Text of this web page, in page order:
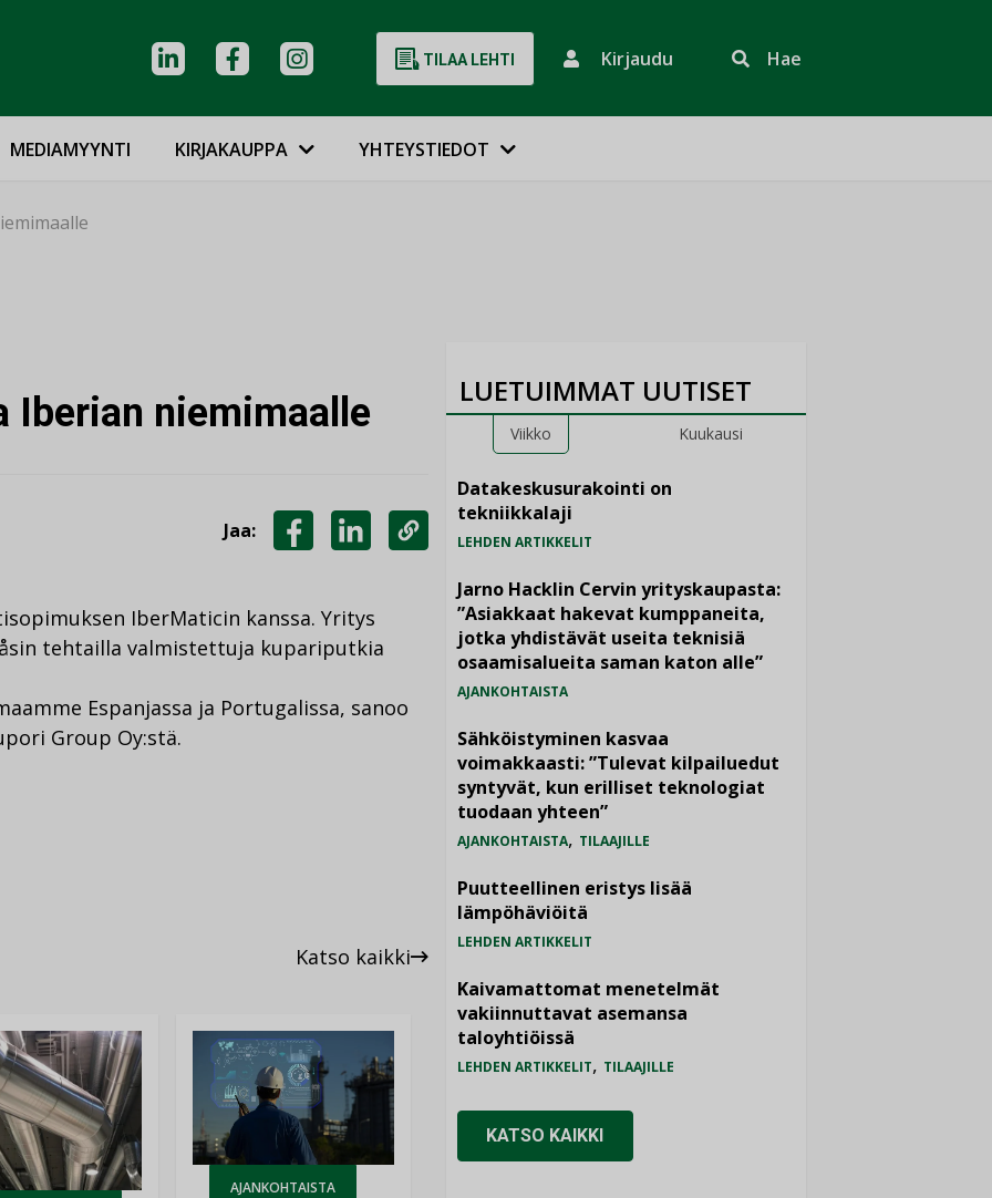
TILAA LEHTI Kirjaudu Hae
MEDIAMYYNTI KIRJAKAUPPA YHTEYSTIEDOT
Iberian niemimaalle
Jaa:
LINKEDINISSÄ
LINKKI
IberMaticin kanssa. Yritys
tehtailla valmistettuja kupariputkia
Espanjassa ja Portugalissa, sanoo
Group Oy:stä.
Katso kaikki
AJANKOHTAISTA
LUETUIMMAT UUTISET
Viikko Kuukausi
Datakeskusurakointi on
tekniikkalaji
LEHDEN ARTIKKELIT
Jarno Hacklin Cervin yrityskaupasta:
”Asiakkaat hakevat kumppaneita,
jotka yhdistävät useita teknisiä
osaamisalueita saman katon alle”
AJANKOHTAISTA
Sähköistyminen kasvaa
voimakkaasti: ”Tulevat kilpailuedut
syntyvät, kun erilliset teknologiat
tuodaan yhteen”
AJANKOHTAISTA, TILAAJILLE
Puutteellinen eristys lisää
lämpöhäviöitä
LEHDEN ARTIKKELIT
Kaivamattomat menetelmät
vakiinnuttavat asemansa
taloyhtiöissä
LEHDEN ARTIKKELIT, TILAAJILLE
KATSO KAIKKI